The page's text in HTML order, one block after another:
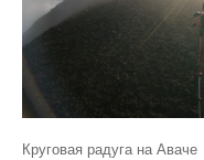
Круговая радуга на Аваче